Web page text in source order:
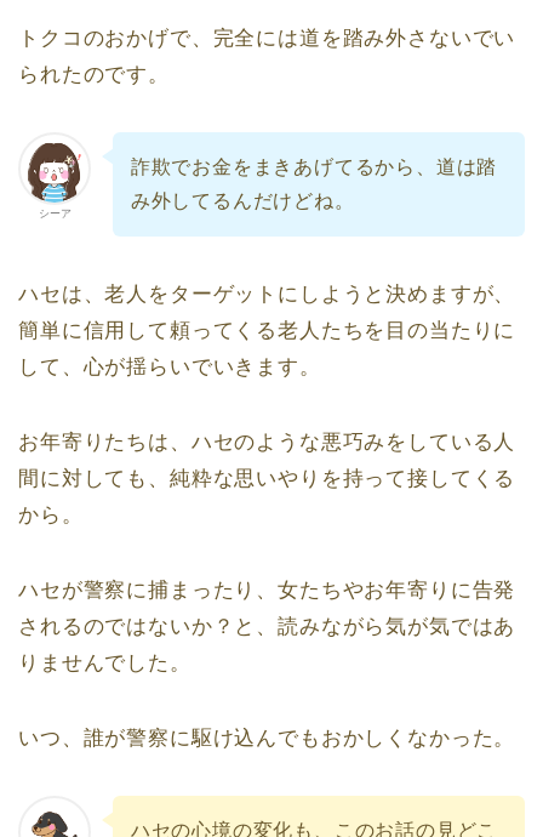
トクコのおかげで、完全には道を踏み外さないでい
られたのです。
シーア
詐欺でお金をまきあげてるから、道は踏
み外してるんだけどね。
ハセは、老人をターゲットにしようと決めますが、
簡単に信用して頼ってくる老人たちを目の当たりに
して、心が揺らいでいきます。
お年寄りたちは、ハセのような悪巧みをしている人
間に対しても、純粋な思いやりを持って接してくる
から。
ハセが警察に捕まったり、女たちやお年寄りに告発
されるのではないか？と、読みながら気が気ではあ
りませんでした。
いつ、誰が警察に駆け込んでもおかしくなかった。
ハセの心境の変化も、このお話の見どこ